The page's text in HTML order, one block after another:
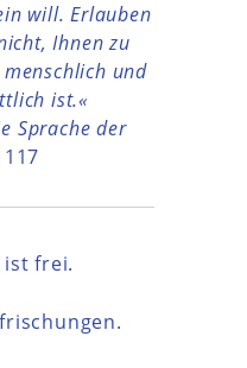
will. Erlauben
Ihnen zu
und
ist.«
Sprache der
117
frei.